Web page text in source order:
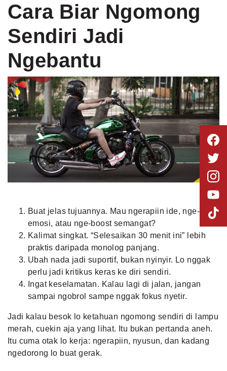
Cara Biar Ngomong
Sendiri Jadi
Ngebantu
Buat jelas tujuannya. Mau ngerapiin ide, nge-cek
emosi, atau nge-boost semangat?
Kalimat singkat. “Selesaikan 30 menit ini” lebih
praktis daripada monolog panjang.
Ubah nada jadi suportif, bukan nyinyir. Lo nggak
perlu jadi kritikus keras ke diri sendiri.
Ingat keselamatan. Kalau lagi di jalan, jangan
sampai ngobrol sampe nggak fokus nyetir.
Jadi kalau besok lo ketahuan ngomong sendiri di lampu
merah, cuekin aja yang lihat. Itu bukan pertanda aneh.
Itu cuma otak lo kerja: ngerapiin, nyusun, dan kadang
ngedorong lo buat gerak.